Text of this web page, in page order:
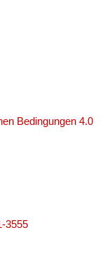
Bedingungen 4.0
3555